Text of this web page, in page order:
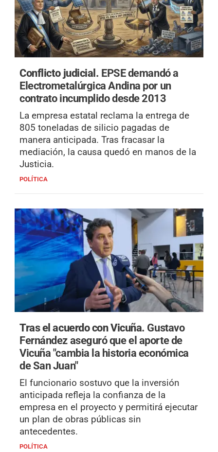
Conflicto judicial. EPSE demandó a
Electrometalúrgica Andina por un
contrato incumplido desde 2013
La empresa estatal reclama la entrega de
805 toneladas de silicio pagadas de
manera anticipada. Tras fracasar la
mediación, la causa quedó en manos de la
Justicia.
POLÍTICA
Tras el acuerdo con Vicuña. Gustavo
Fernández aseguró que el aporte de
Vicuña "cambia la historia económica
de San Juan"
El funcionario sostuvo que la inversión
anticipada refleja la confianza de la
empresa en el proyecto y permitirá ejecutar
un plan de obras públicas sin
antecedentes.
POLÍTICA